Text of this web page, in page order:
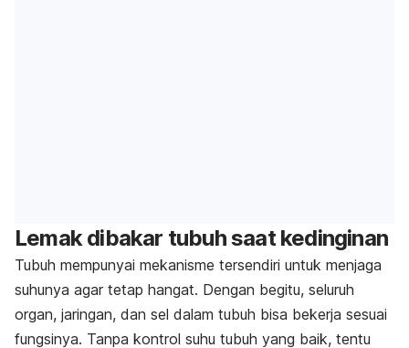
Lemak dibakar tubuh saat kedinginan
Tubuh mempunyai mekanisme tersendiri untuk menjaga
suhunya agar tetap hangat. Dengan begitu, seluruh
organ, jaringan, dan sel dalam tubuh bisa bekerja sesuai
fungsinya. Tanpa kontrol suhu tubuh yang baik, tentu